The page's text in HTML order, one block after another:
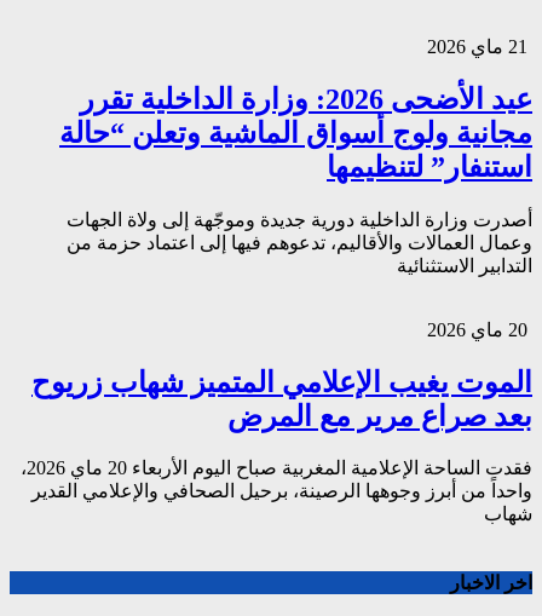
عيد الأضحى 2026: وزارة الداخلية تقرر
مجانية ولوج أسواق الماشية وتعلن “حالة
استنفار” لتنظيمها
أصدرت وزارة الداخلية دورية جديدة وموجّهة إلى ولاة الجهات
وعمال العمالات والأقاليم، تدعوهم فيها إلى اعتماد حزمة من
التدابير الاستثنائية
الموت يغيب الإعلامي المتميز شهاب زريوح
بعد صراع مرير مع المرض
فقدت الساحة الإعلامية المغربية صباح اليوم الأربعاء 20 ماي 2026،
واحداً من أبرز وجوهها الرصينة، برحيل الصحافي والإعلامي القدير
شهاب
اخر الاخبار